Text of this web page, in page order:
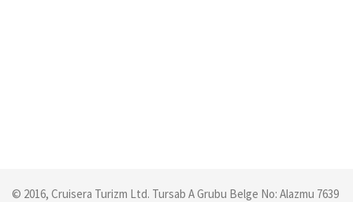
© 2016, Cruisera Turizm Ltd. Tursab A Grubu Belge No: Alazmu 7639